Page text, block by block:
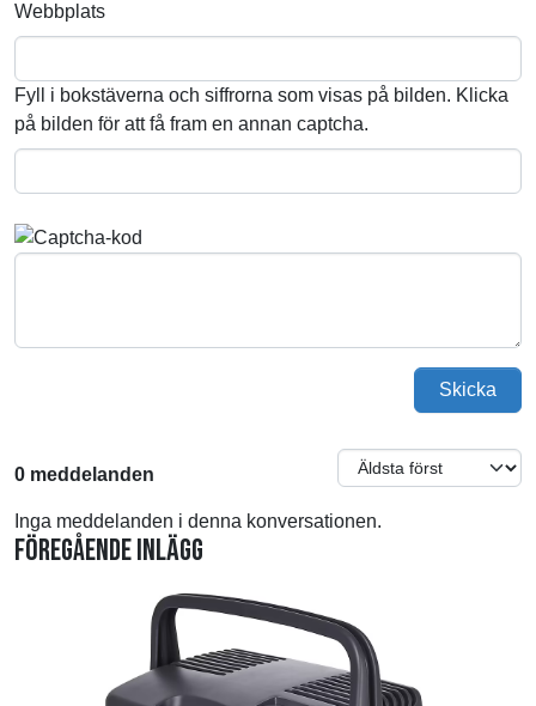
Webbplats
Fyll i bokstäverna och siffrorna som visas på bilden. Klicka
på bilden för att få fram en annan captcha.
Skicka
0 meddelanden
Inga meddelanden i denna konversationen.
Föregående inlägg